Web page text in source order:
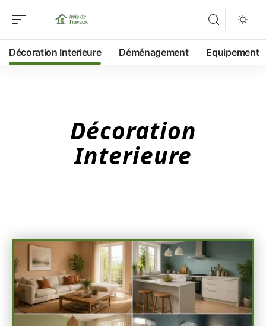
Décoration Interieure Déménagement Equipement
Décoration
Interieure